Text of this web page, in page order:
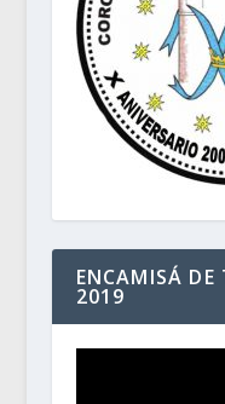
ENCAMISÁ DE
2019